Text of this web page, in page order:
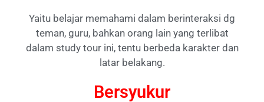
Yaitu belajar memahami dalam berinteraksi dg
teman, guru, bahkan orang lain yang terlibat
dalam study tour ini, tentu berbeda karakter dan
latar belakang.
Bersyukur